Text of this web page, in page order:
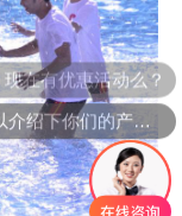
可以介绍下你们的产品么？
现在有优惠活动么？